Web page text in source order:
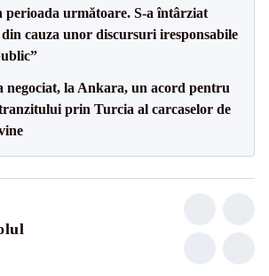
perioada următoare. S-a întârziat
cauza unor discursuri iresponsabile
negociat, la Ankara, un acord pentru
prin Turcia al carcaselor de